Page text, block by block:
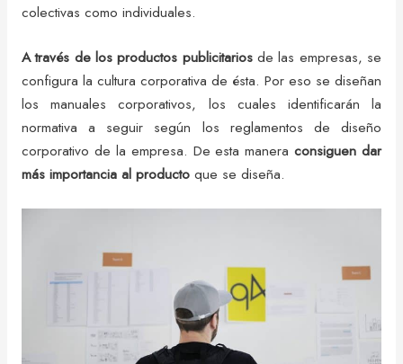
colectivas como individuales.
A través de los productos publicitariosde las empresas, se
configura la cultura corporativa de ésta. Por eso se diseñan
los manuales corporativos, los cuales identificarán la
normativa a seguir según los reglamentos de diseño
corporativo de la empresa. De esta maneraconsiguen dar
más importancia al productoque se diseña.